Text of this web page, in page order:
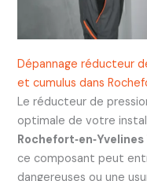
Dépannage réducteur
et cumulus dans
Le réducteur de
optimale de votre
ce composant peut
dangereuses ou une